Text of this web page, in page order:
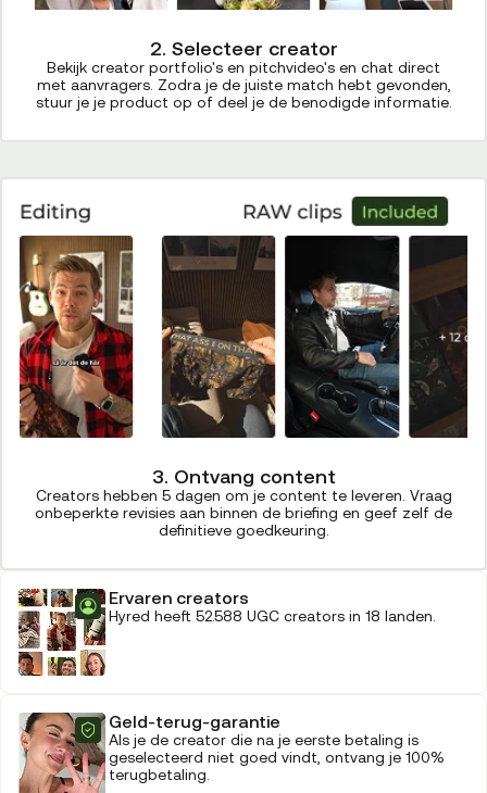
2. Selecteer creator
Bekijk creator portfolio's en pitchvideo's en chat direct
met aanvragers. Zodra je de juiste match hebt gevonden,
stuur je je product op of deel je de benodigde informatie.
3. Ontvang content
Creators hebben 5 dagen om je content te leveren. Vraag
onbeperkte revisies aan binnen de briefing en geef zelf de
definitieve goedkeuring.
Ervaren creators
Hyred heeft 52.588 UGC creators in 18 landen.
Geld-terug-garantie
Als je de creator die na je eerste betaling is
geselecteerd niet goed vindt, ontvang je 100%
terugbetaling.